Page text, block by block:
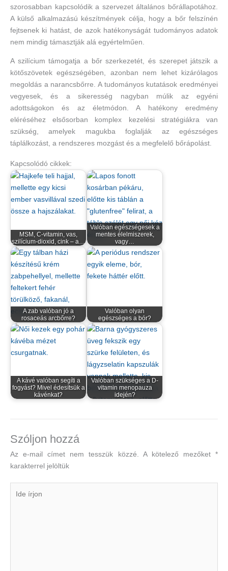
szorosabban kapcsolódik a szervezet általános bőrállapotához.
A külső alkalmazású készítmények célja, hogy a bőr felszínén
fejtsenek ki hatást, de azok hatékonyságát tudományos adatok
nem mindig támasztják alá egyértelműen.
A szilícium támogatja a bőr szerkezetét, és szerepet játszik a
kötőszövetek egészségében, azonban nem lehet kizárólagos
megoldás a narancsbőrre. A tudományos kutatások eredményei
vegyesek, és a sikeresség nagyban múlik az egyéni
adottságokon és az életmódon. A hatékony eredmény
eléréséhez elsősorban komplex kezelési stratégiákra van
szükség, amelyek magukba foglalják az egészséges
táplálkozást, a rendszeres mozgást és a megfelelő bőrápolást.
Kapcsolódó cikkek:
MSM, C-vitamin, vas,
szilícium-dioxid, cink – a…
Valóban egészségesek a
mentes élelmiszerek,
vagy…
A zab valóban jó a
rosaceás arcbőrre?
Valóban olyan
egészséges a bór?
A kávé valóban segíti a
fogyást? Mivel édesítsük a
kávénkat?
Valóban szükséges a D-
vitamin menopauza
idején?
Szóljon hozzá
Az e-mail címet nem tesszük közzé. A kötelező mezőket*
karakterrel jelöltük